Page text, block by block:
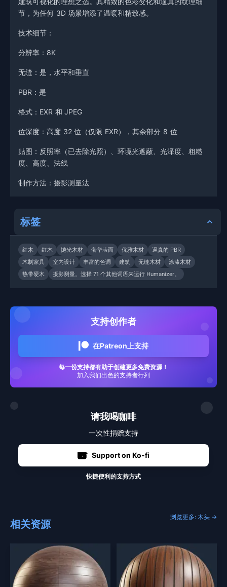
节，为任何 3D 场景增添了温暖和精致感。
技术细节：
分辨率：8K
无缝：是，水平和垂直
PBR：是
格式：EXR 和 JPEG
位深度：高度 32 位（仅限 EXR），其余部分 8 位
贴图：反照率（已去除光照）、环境光遮蔽、光泽度、粗糙
度、高度、法线
制作方法：摄影测量法
标签
红木 红木 抛光木材 奢华表面 优雅木材
逼真的 PBR
木制家具
室内设计 丰富的色调 建筑 无缝木材
涂漆木材
热带硬木
摄影测量。选择 71 个其他词语来运行 Humanizer。
支持创作者
在Patreon上支持
每一份支持都有助于创建更多免费资源！
加入我们出色的支持者行列
请我喝咖啡
一次性捐赠支持
Support on Ko-fi
快捷便利的支持方式
相关资源
浏览更多: 木头 →